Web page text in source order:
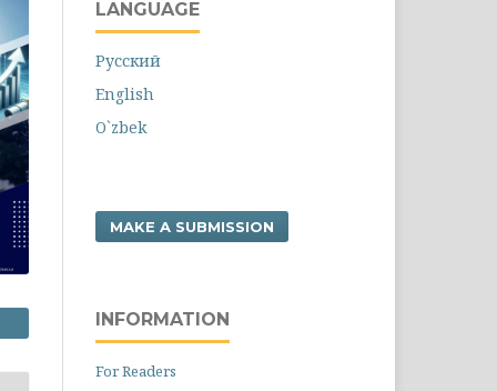
LANGUAGE
Русский
English
O`zbek
MAKE A SUBMISSION
INFORMATION
For Readers